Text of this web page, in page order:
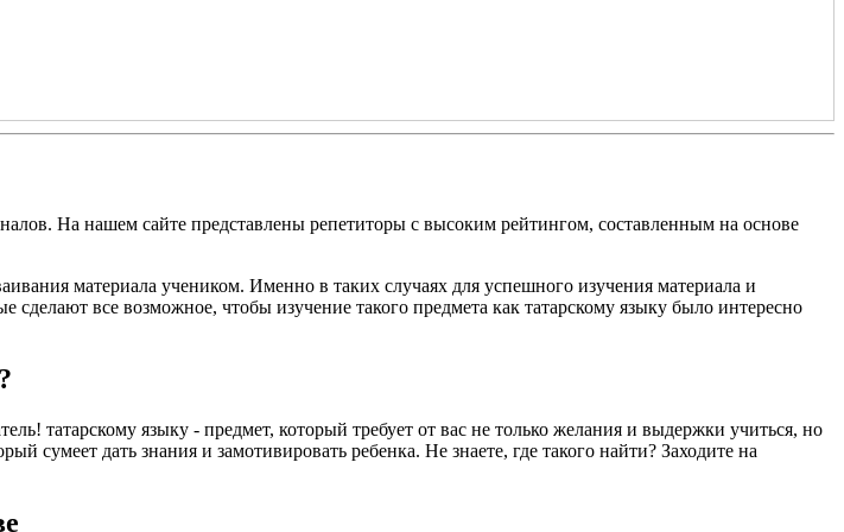
На нашем сайте представлены репетиторы с высоким рейтингом, составленным на основе
материала учеником. Именно в таких случаях для успешного изучения материала и
все возможное, чтобы изучение такого предмета как татарскому языку было интересно
татарскому языку - предмет, который требует от вас не только желания и выдержки учиться, но
сумеет дать знания и замотивировать ребенка. Не знаете, где такого найти? Заходите на